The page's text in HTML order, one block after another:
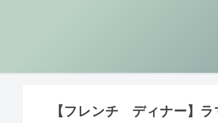
【フレンチ ディナー】